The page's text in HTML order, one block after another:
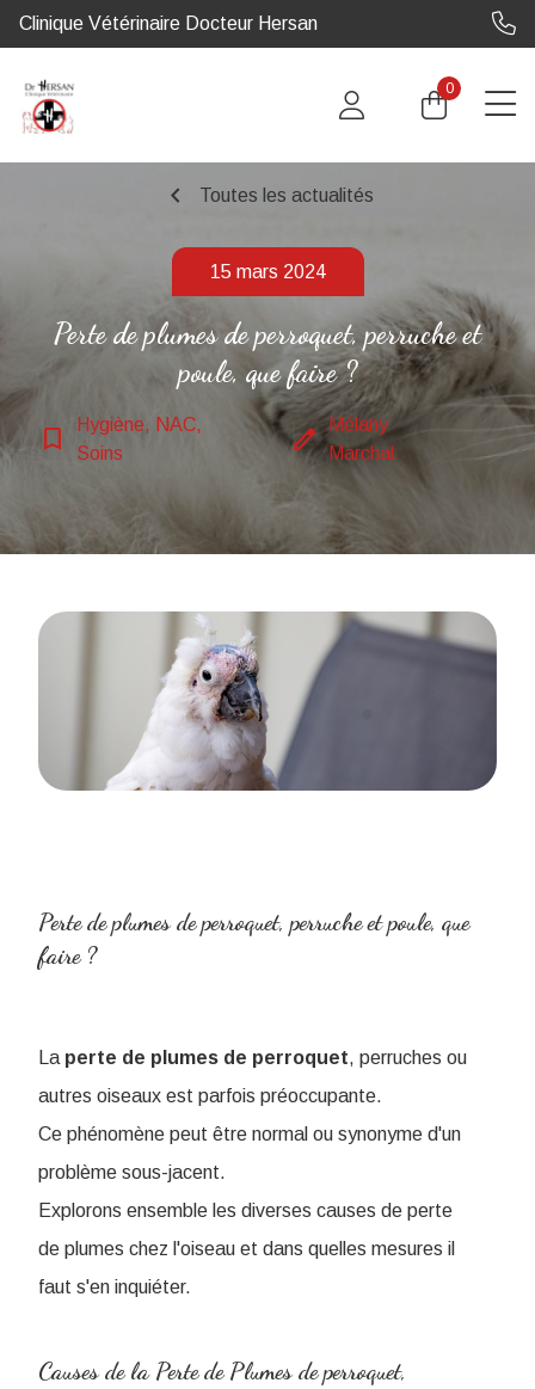
Clinique Vétérinaire Docteur Hersan
0
chevron_left Toutes les actualités
15 mars 2024
Perte de plumes de perroquet, perruche et
poule, que faire ?
bookmark_border
Hygiène, NAC,
Soins
edit
Mélany
Marchal
Perte de plumes de perroquet, perruche et poule, que
faire ?
La perte de plumes de perroquet, perruches ou
autres oiseaux est parfois préoccupante.
Ce phénomène peut être normal ou synonyme d'un
problème sous-jacent.
Explorons ensemble les diverses causes de perte
de plumes chez l'oiseau et dans quelles mesures il
faut s'en inquiéter.
Causes de la Perte de Plumes de perroquet,